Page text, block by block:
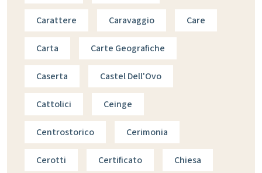
Carattere Caravaggio Care
Carta Carte Geografiche
Caserta Castel Dell'Ovo
Cattolici Ceinge
Centrostorico Cerimonia
Cerotti Certificato Chiesa